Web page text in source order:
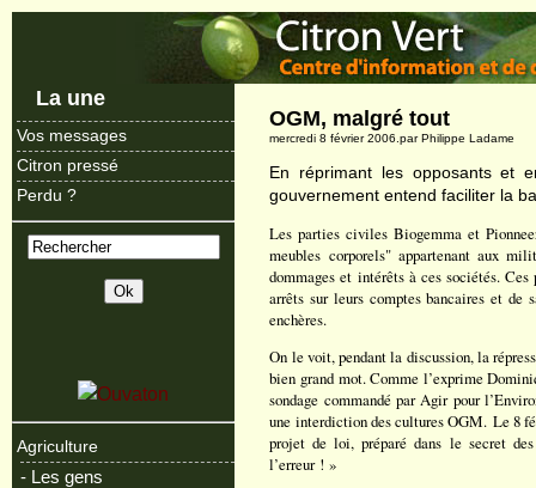
La une
Vos messages
Citron pressé
Perdu ?
Agriculture
- Les gens
OGM, malgré tout
mercredi 8 février 2006.par Philippe Ladame
En réprimant les opposants et
gouvernement entend faciliter la
Les parties civiles Biogemma et
meubles corporels" appartenant aux
dommages et intérêts à ces sociétés.
arrêts sur leurs comptes bancaires et de
enchères.
On le voit, pendant la discussion, la
bien grand mot. Comme l’exprime
sondage commandé par Agir pour
une interdiction des cultures OGM. Le 8
projet de loi, préparé dans le secret
l’erreur ! »